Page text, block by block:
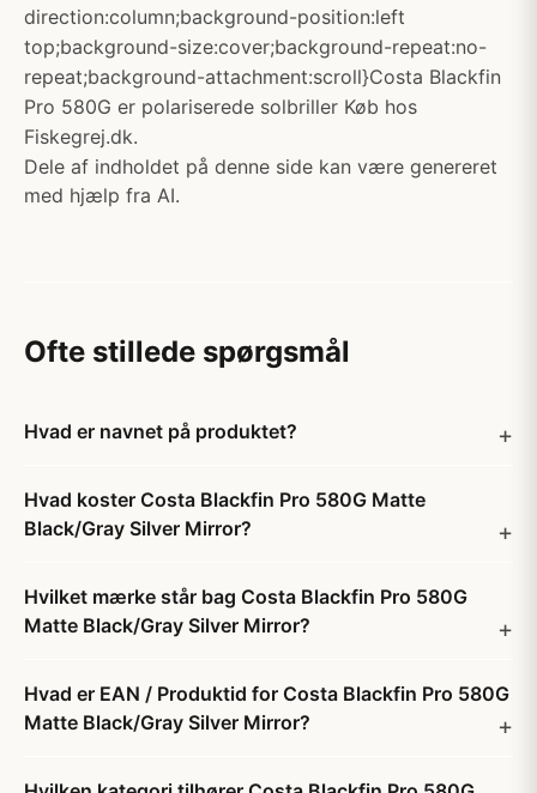
direction:column;background-position:left
top;background-size:cover;background-repeat:no-
repeat;background-attachment:scroll}Costa Blackfin
Pro 580G er polariserede solbriller Køb hos
Fiskegrej.dk.
Dele af indholdet på denne side kan være genereret
med hjælp fra AI.
Ofte stillede spørgsmål
Hvad er navnet på produktet?
Hvad koster Costa Blackfin Pro 580G Matte
Black/Gray Silver Mirror?
Hvilket mærke står bag Costa Blackfin Pro 580G
Matte Black/Gray Silver Mirror?
Hvad er EAN / Produktid for Costa Blackfin Pro 580G
Matte Black/Gray Silver Mirror?